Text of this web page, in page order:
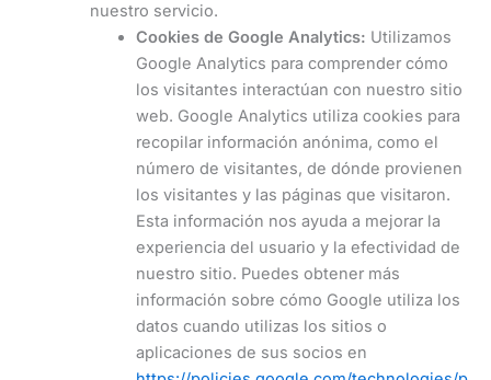
nuestro servicio.
Cookies de Google Analytics: Utilizamos
Google Analytics para comprender cómo
los visitantes interactúan con nuestro sitio
web. Google Analytics utiliza cookies para
recopilar información anónima, como el
número de visitantes, de dónde provienen
los visitantes y las páginas que visitaron.
Esta información nos ayuda a mejorar la
experiencia del usuario y la efectividad de
nuestro sitio. Puedes obtener más
información sobre cómo Google utiliza los
datos cuando utilizas los sitios o
aplicaciones de sus socios en